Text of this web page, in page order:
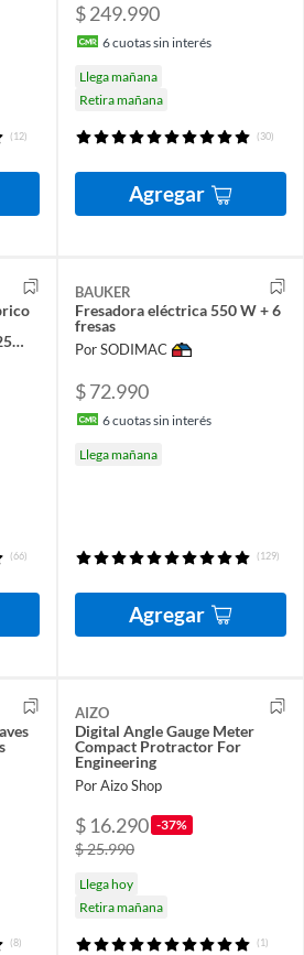
(12)
$ 249.990
6cuotas sin interés
Llega mañana
Retira mañana
(30)
Agregar
(66)
BAUKER
Fresadora eléctrica 550 W + 6
fresas
Por SODIMAC
$ 72.990
6cuotas sin interés
Llega mañana
(129)
Agregar
(8)
AIZO
Digital Angle Gauge Meter
Compact Protractor For
Engineering
Por Aizo Shop
$ 16.290 -37%
$ 25.990
Llega hoy
Retira mañana
(1)